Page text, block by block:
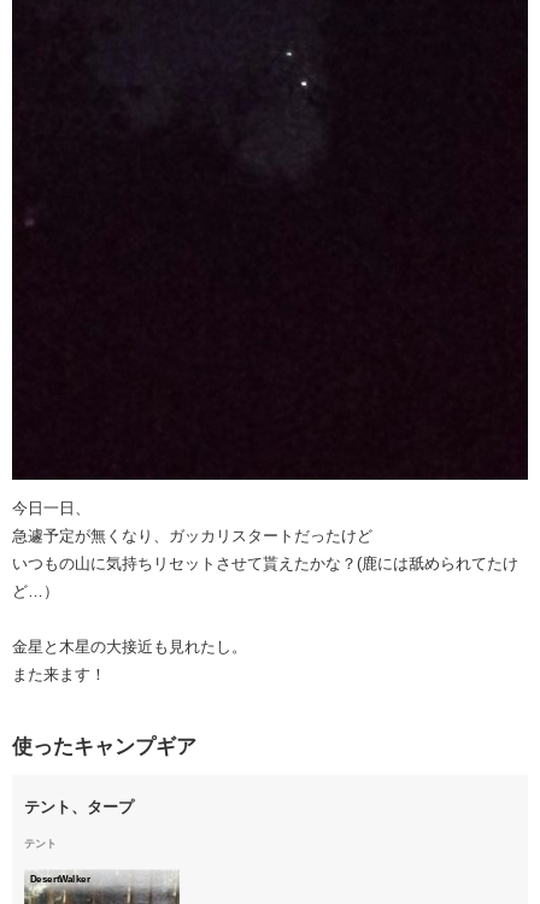
今日一日、
急遽予定が無くなり、ガッカリスタートだったけど
いつもの山に気持ちリセットさせて貰えたかな？(鹿には舐められてたけ
ど…）
金星と木星の大接近も見れたし。
また来ます！
使ったキャンプギア
テント、タープ
テント
DesertWalker